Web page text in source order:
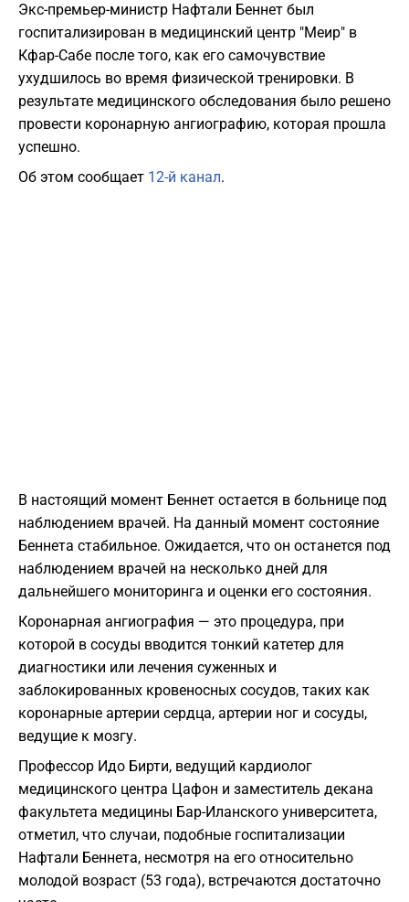
Экс-премьер-министр Нафтали Беннет был
госпитализирован в медицинский центр "Меир" в
Кфар-Сабе после того, как его самочувствие
ухудшилось во время физической тренировки. В
результате медицинского обследования было решено
провести коронарную ангиографию, которая прошла
успешно.
Об этом сообщает 12-й канал.
В настоящий момент Беннет остается в больнице под
наблюдением врачей. На данный момент состояние
Беннета стабильное. Ожидается, что он останется под
наблюдением врачей на несколько дней для
дальнейшего мониторинга и оценки его состояния.
Коронарная ангиография — это процедура, при
которой в сосуды вводится тонкий катетер для
диагностики или лечения суженных и
заблокированных кровеносных сосудов, таких как
коронарные артерии сердца, артерии ног и сосуды,
ведущие к мозгу.
Профессор Идо Бирти, ведущий кардиолог
медицинского центра Цафон и заместитель декана
факультета медицины Бар-Иланского университета,
отметил, что случаи, подобные госпитализации
Нафтали Беннета, несмотря на его относительно
молодой возраст (53 года), встречаются достаточно